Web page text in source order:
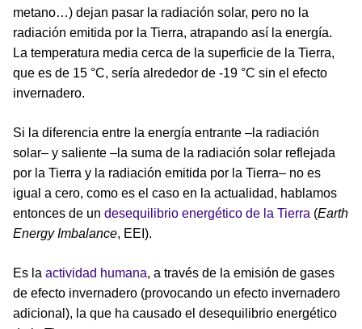
metano…) dejan pasar la radiación solar, pero no la
radiación emitida por la Tierra, atrapando así la energía.
La temperatura media cerca de la superficie de la Tierra,
que es de 15 °C, sería alrededor de -19 °C sin el efecto
invernadero.
Si la diferencia entre la energía entrante –la radiación
solar– y saliente –la suma de la radiación solar reflejada
por la Tierra y la radiación emitida por la Tierra– no es
igual a cero, como es el caso en la actualidad, hablamos
entonces de un desequilibrio energético de la Tierra (Earth
Energy Imbalance, EEI).
Es la actividad humana, a través de la emisión de gases
de efecto invernadero (provocando un efecto invernadero
adicional), la que ha causado el desequilibrio energético